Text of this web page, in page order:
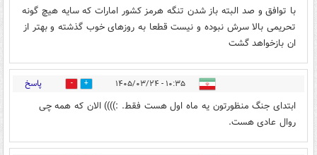
با توافق و صد البته باز شدن تنگه هرمز کشور امارات که سایه هیچ گونه
تحریمی بالا سرش نبوده و نیست قطعا به روزهای خوب گذشته و بهتر از
ان بازخواهد گشت
۱۰:۳۵ - ۱۴۰۵/۰۳/۲۴ 4 پاسخ
ابتدای جنگ منظورتون یه ماه اول هست فقط. :)))) الان که همه چی
روال عادی هست.